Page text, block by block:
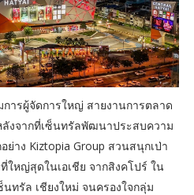
ารผู้จัดการใหญ่ สายงานการตลาด
งจากที่เซ็นทรัลพัฒนาประสบความ
าง Kiztopia Group สวนสนุกเป่า
หญ่สุดในเอเชีย จากสิงคโปร์ ใน
ทรัล เชียงใหม่ จนครองใจกลุ่ม